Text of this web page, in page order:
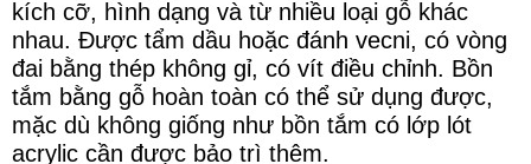
kích cỡ, hình dạng và từ nhiều loại gỗ khác
nhau. Được tẩm dầu hoặc đánh vecni, có vòng
đai bằng thép không gỉ, có vít điều chỉnh. Bồn
tắm bằng gỗ hoàn toàn có thể sử dụng được,
mặc dù không giống như bồn tắm có lớp lót
acrylic cần được bảo trì thêm.